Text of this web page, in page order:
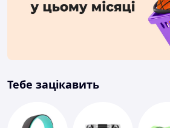
Тебе зацікавить